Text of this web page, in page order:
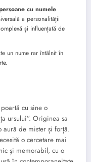
cu numele
a personalității
și influențată de
un nume rar întâlnit în
cu sine o
ursului”. Originea sa
aură de mister și forță.
o cercetare mai
și memorabil, cu o